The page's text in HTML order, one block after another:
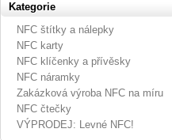
Kategorie
NFC štítky a nálepky
NFC karty
NFC klíčenky a přívěsky
NFC náramky
Zakázková výroba NFC na míru
NFC čtečky
VÝPRODEJ: Levné NFC!